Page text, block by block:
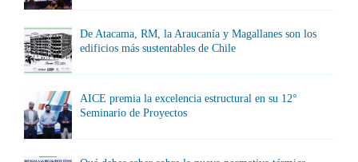
De Atacama, RM, la Araucanía y Magallanes son los
edificios más sustentables de Chile
AICE premia la excelencia estructural en su 12°
Seminario de Proyectos